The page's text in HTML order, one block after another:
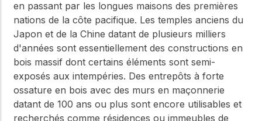
en passant par les longues maisons des premières
nations de la côte pacifique. Les temples anciens du
Japon et de la Chine datant de plusieurs milliers
d'années sont essentiellement des constructions en
bois massif dont certains éléments sont semi-
exposés aux intempéries. Des entrepôts à forte
ossature en bois avec des murs en maçonnerie
datant de 100 ans ou plus sont encore utilisables et
recherchés comme résidences ou immeubles de